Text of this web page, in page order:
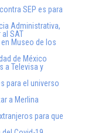
SEP es para
Administrativa,
SAT
Museo de los
de México
a Televisa y
para el universo
a Merlina
para que